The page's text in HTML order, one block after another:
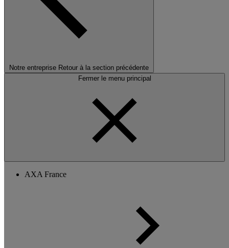
Notre entreprise Retour à la section précédente
Fermer le menu principal
AXA France